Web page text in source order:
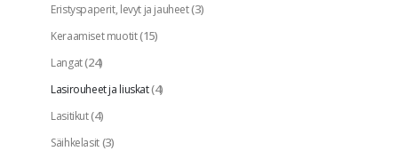
Eristyspaperit, levyt ja jauheet(3)
Keraamiset muotit(15)
Langat(24)
Lasirouheet ja liuskat(4)
Lasitikut(4)
Säihkelasit(3)